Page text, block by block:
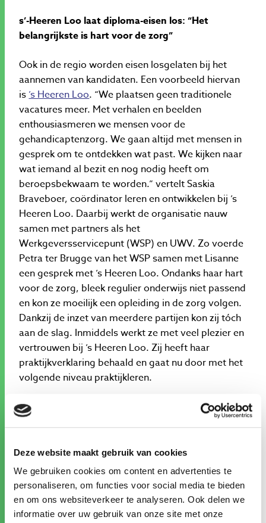
Deze website maakt gebruik van cookies
We gebruiken cookies om content en advertenties te
personaliseren, om functies voor social media te bieden
en om ons websiteverkeer te analyseren. Ook delen we
informatie over uw gebruik van onze site met onze
s’-Heeren Loo laat diploma-eisen los: “Het
belangrijkste is hart voor de zorg”
Ook in de regio worden eisen losgelaten bij het
aannemen van kandidaten. Een voorbeeld hiervan
is’s Heeren Loo. “We plaatsen geen traditionele
vacatures meer. Met verhalen en beelden
enthousiasmeren we mensen voor de
gehandicaptenzorg. We gaan altijd met mensen in
gesprek om te ontdekken wat past. We kijken naar
wat iemand al bezit en nog nodig heeft om
beroepsbekwaam te worden.” vertelt Saskia
Braveboer, coördinator leren en ontwikkelen bij ’s
Heeren Loo. Daarbij werkt de organisatie nauw
samen met partners als het
Werkgeversservicepunt (WSP) en UWV. Zo voerde
Petra ter Brugge van het WSP samen met Lisanne
een gesprek met ’s Heeren Loo. Ondanks haar hart
voor de zorg, bleek regulier onderwijs niet passend
en kon ze moeilijk een opleiding in de zorg volgen.
Dankzij de inzet van meerdere partijen kon zij tóch
aan de slag. Inmiddels werkt ze met veel plezier en
vertrouwen bij ’s Heeren Loo. Zij heeft haar
praktijkverklaring behaald en gaat nu door met het
volgende niveau praktijkleren.
Aanbod maatwerk en snelle procedures trekt
werkzoekenden
Recruiter Laura van Lokhorst van ’s Heeren Loo ziet
dat het aanbieden van maatwerk in
opleidingstrajecten en mogelijkheden om te
ontwikkelen veel werkzoekenden aanspreekt. Dit
gecombineerd met snelle procedures, zoals het